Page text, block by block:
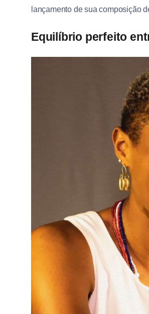
lançamento de sua composição
Equilíbrio perfeito